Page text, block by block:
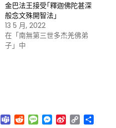
金巴法王接受｢釋迦佛陀甚深
般念文殊開智法｣
13 5 月, 2022
在「南無第三世多杰羌佛弟
子」中
WeChat
TeamsRedditMessage
Messenger
Sina Copy